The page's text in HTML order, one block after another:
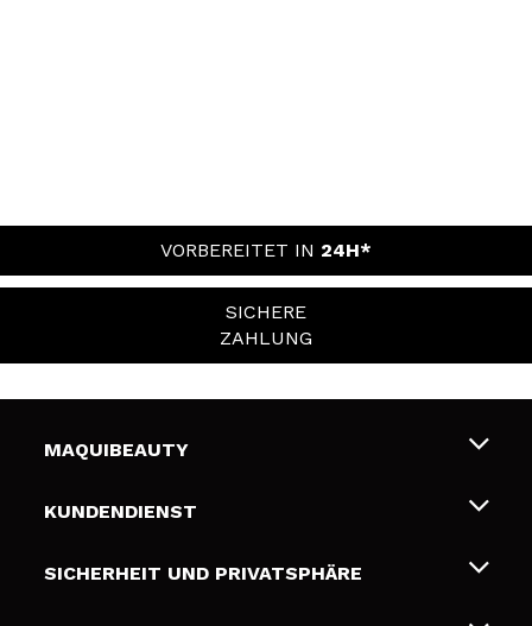
VORBEREITET IN 24H*
SICHERE
ZAHLUNG
MAQUIBEAUTY
Über uns
Geschenkkarten
KUNDENDIENST
Liefer- und Versandkosten
SICHERHEIT UND PRIVATSPHÄRE